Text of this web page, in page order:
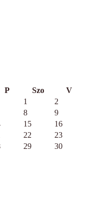
P Szo
V
1
2
8
9
15
16
22
23
29
30